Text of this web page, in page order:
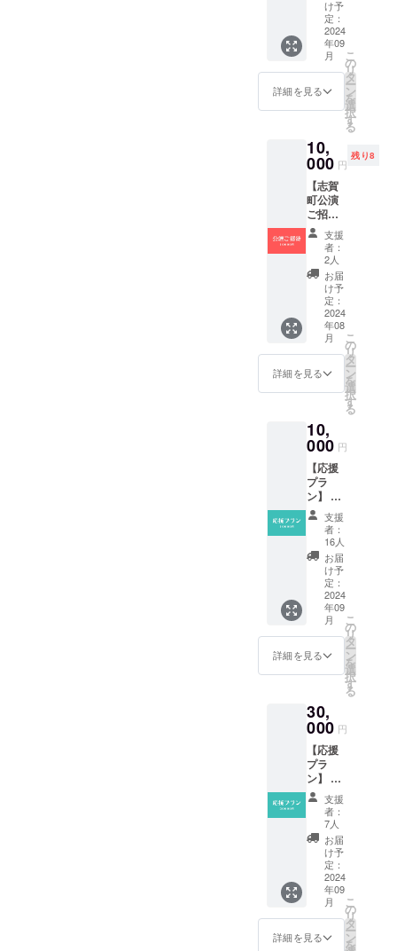
みくだ
さい。
※応援プ
ランは
金額に
よるリ
ターン
ん。 ※
支援画
面に
て、支
援金額
の上乗
せも可
能で
す。
望を確
認し、
お名前
をHP及
び各
SNSに
掲載さ
掲載方
法：文
字のみ
（都道
府県、
お名
前） ※
支援
時、掲
載を希
望され
るお名
前をご
記入く
ださ
い。な
お、記
のまま
でお進
みくだ
さい。
※支援画
面に
て、支
援金額
の上乗
せも可
能で
す。
メッ
セージ
をお送
りしま
す。 ※
支援者
様に希
望を確
お名前
をHP及
び各
SNSに
掲載さ
せてい
ただき
ます。
掲載方
法：文
字のみ
（都道
府県、
お名
前） ※
支援
時、掲
前をご
記入く
ださ
い。な
お、記
載が不
要な方
は空欄
のまま
でお進
みくだ
さい。
※応援プ
ランは
金額に
よるリ
ターン
ん。 ※
支援画
面に
て、支
援金額
の上乗
せも可
能で
す。
け予
定：
2024
年09
月
詳細を見る
こ
の
リ
タ
ー
ン
を
選
択
す
る
10,
000 円
残り8
【志賀
町公演
ご招待
券】 8/6
に行わ
れる志
賀町で
のご招
待券を
お送り
しま
す。 普
段は見
られな
い公演
の本番
でご覧
いただ
けま
す。 ・
日時：
令和6年
8月6日
（火曜
日）
10:00-
11:45（
開場
9:30）
・場
所：志
賀町文
化ホー
でご連
絡しま
す。 ※
支援者
様の交
通費や
滞在費
は各自
でご負
担くだ
さい。
※支援者
様に希
望を確
認し、
お名前
をHP及
支援
者：
2人
お届
け予
定：
2024
年08
月
詳細を見る
こ
の
リ
タ
ー
ン
を
選
択
す
る
10,
000 円
【応援
プラ
ン】 感
謝の気
持ちを
込め
て、お
礼の
メッ
セージ
をお送
りしま
す。 ※
支援者
様に希
望を確
お名前
をHP及
び各
SNSに
掲載さ
せてい
ただき
ます。
掲載方
法：文
字のみ
（都道
府県、
お名
前） ※
支援
時、掲
支援
者：
16人
お届
け予
定：
2024
年09
月
詳細を見る
こ
の
リ
タ
ー
ン
を
選
択
す
る
30,
000 円
【応援
プラ
ン】 感
謝の気
持ちを
込め
て、お
礼の
メッ
セージ
をお送
りしま
す。 ※
支援者
支援
者：
7人
お届
け予
定：
2024
年09
月
詳細を見る
こ
の
リ
タ
ー
ン
を